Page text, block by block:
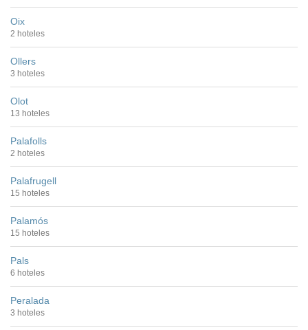
Oix
2 hoteles
Ollers
3 hoteles
Olot
13 hoteles
Palafolls
2 hoteles
Palafrugell
15 hoteles
Palamós
15 hoteles
Pals
6 hoteles
Peralada
3 hoteles